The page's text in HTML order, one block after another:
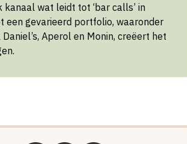
wat leidt tot ‘bar calls’ in
een gevarieerd portfolio, waaronder
Aperol en Monin, creëert het